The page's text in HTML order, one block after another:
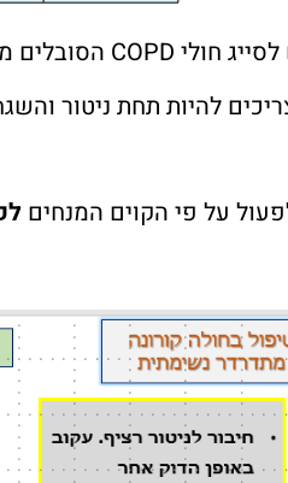
להיות תחת ניטור
על פי הקוים המנחים